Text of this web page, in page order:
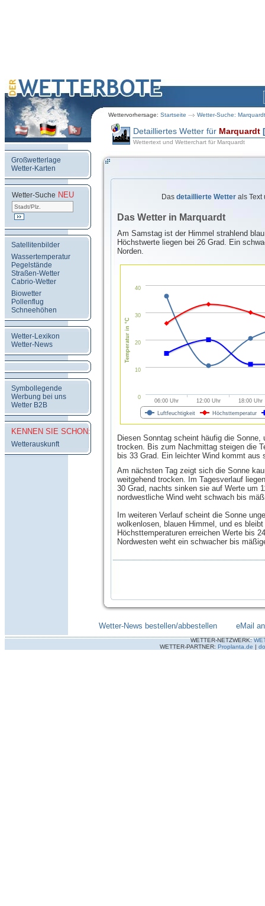
Wettervorhersage: Startseite Wetter-Suche: Marquardt
Großwetterlage
Wetter-Karten
Wetter-Suche NEU
Satellitenbilder
Wassertemperatur
Pegelstände
Straßen-Wetter
Cabrio-Wetter
Biowetter
Pollenflug
Schneehöhen
Wetter-Lexikon
Wetter-News
Symbollegende
Werbung bei uns
Wetter B2B
KENNEN SIE SCHON:
Wetterauskunft
Detailliertes Wetter für Marquardt
Wettertext und Wetterchart für Marquardt
Das detaillierte Wetter als Text
Das Wetter in Marquardt
Am Samstag ist der Himmel strahlend
Höchstwerte liegen bei 26 Grad. Ein
Norden.
Temperatur in °C
Luftfeuchtigkeit Höchsttemperatur
06:00 Uhr 12:00 Uhr 18:00 Uhr
10
20
30
0
40
Diesen Sonntag scheint häufig die Sonne,
trocken. Bis zum Nachmittag steigen die
bis 33 Grad. Ein leichter Wind kommt aus
Am nächsten Tag zeigt sich die Sonne
weitgehend trocken. Im Tagesverlauf
30 Grad, nachts sinken sie auf Werte um
nordwestliche Wind weht schwach bis
Im weiteren Verlauf scheint die Sonne
wolkenlosen, blauen Himmel, und es
Höchsttemperaturen erreichen Werte bis
Nordwesten weht ein schwacher bis
Wetter-News bestellen/abbestellen eMail
WETTER-NETZWERK:
WETTER-PARTNER: Proplanta.de |